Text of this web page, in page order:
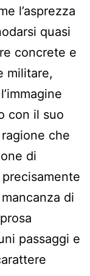
l’asprezza
quasi
concrete e
militare,
con il suo
che
di
di
passaggi e